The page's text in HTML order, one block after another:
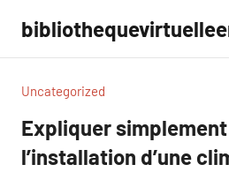
contenu
Uncategorized
Expliquer
l’installation d’une